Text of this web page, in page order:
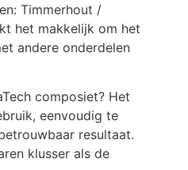
Timmerhout /
het makkelijk om het
andere onderdelen
composiet? Het
eenvoudig te
resultaat.
klusser als de